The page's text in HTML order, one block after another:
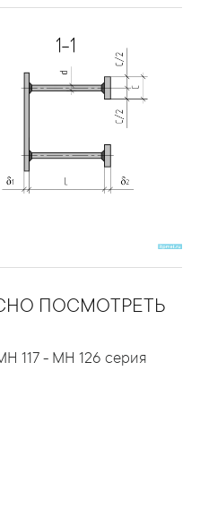
ПОСМОТРЕТЬ
117 - МН 126 серия